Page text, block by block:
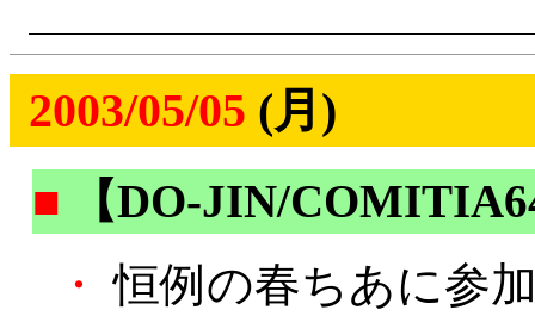
2003/05/05 (月)
■
【DO-JIN/
・ 恒例の春ちあに参